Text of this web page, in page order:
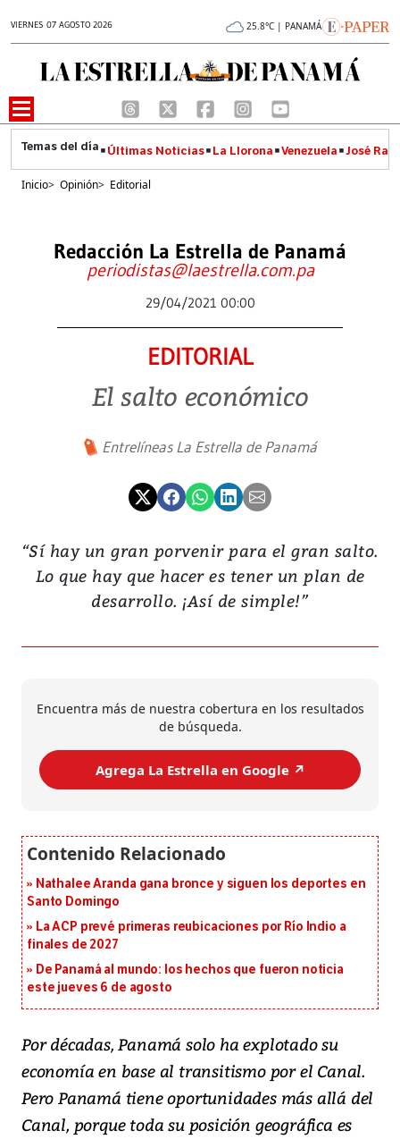
VIERNES 07 AGOSTO 2026 25.8°C | PANAMÁ
Últimas Noticias La Llorona Venezuela José
Inicio> Opinión> Editorial
Redacción La Estrella de Panamá
periodistas@laestrella.com.pa
29/04/2021 00:00
EDITORIAL
El salto económico
Entrelíneas La Estrella de Panamá
“Sí hay un gran porvenir para el gran salto.
Lo que hay que hacer es tener un plan de
desarrollo. ¡Así de simple!”
Encuentra más de nuestra cobertura en los resultados
de búsqueda.
Agrega La Estrella en Google ↗️
Nathalee Aranda gana bronce y siguen los deportes en
Santo Domingo
La ACP prevé primeras reubicaciones por Río Indio a
finales de 2027
De Panamá al mundo: los hechos que fueron noticia
este jueves 6 de agosto
Por décadas, Panamá solo ha explotado su
economía en base al transitismo por el Canal.
Pero Panamá tiene oportunidades más allá del
Canal, porque toda su posición geográfica es